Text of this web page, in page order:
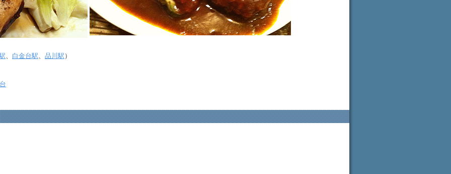
、 白金台駅、 品川駅 ）